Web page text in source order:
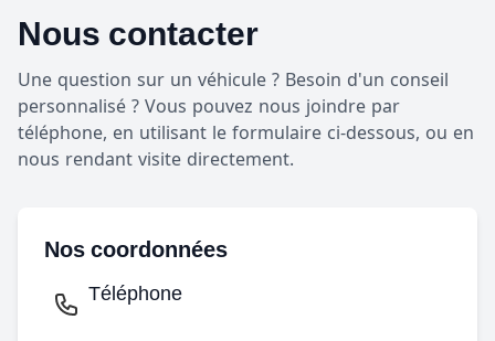
Nous contacter
Une question sur un véhicule ? Besoin d'un conseil
personnalisé ? Vous pouvez nous joindre par
téléphone, en utilisant le formulaire ci-dessous, ou en
nous rendant visite directement.
Nos coordonnées
Téléphone